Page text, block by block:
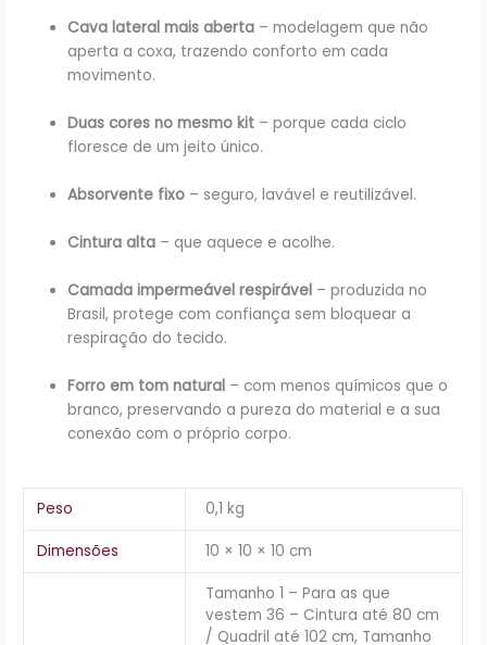
Cava lateral mais aberta – modelagem que não
aperta a coxa, trazendo conforto em cada
movimento.
Duas cores no mesmo kit – porque cada ciclo
floresce de um jeito único.
Absorvente fixo – seguro, lavável e reutilizável.
Cintura alta – que aquece e acolhe.
Camada impermeável respirável – produzida no
Brasil, protege com confiança sem bloquear a
respiração do tecido.
Forro em tom natural – com menos químicos que o
branco, preservando a pureza do material e a sua
conexão com o próprio corpo.
Peso 0,1 kg
Dimensões 10 × 10 × 10 cm
Tamanho 1 – Para as que
vestem 36 – Cintura até 80 cm
/ Quadril até 102 cm, Tamanho